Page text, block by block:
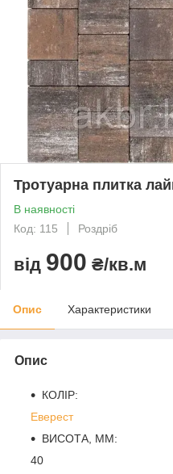
Тротуарна плитка
В наявності
Код: 115
Роздріб
від 900 ₴/кв.м
Опис Характеристики
Опис
КОЛІР:
Еверест
ВИСОТА, ММ:
40